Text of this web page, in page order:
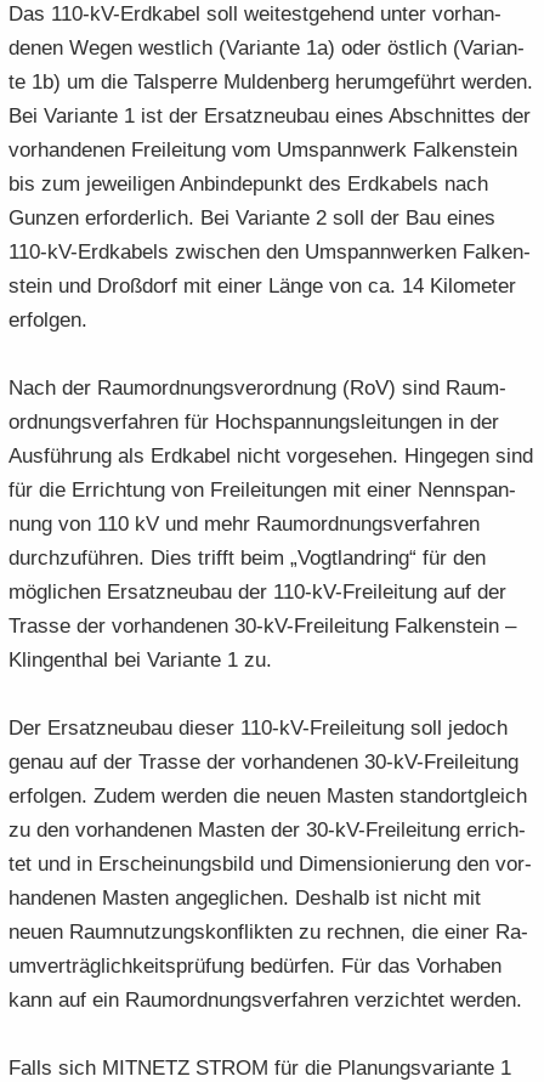
Das 110-​kV-Erdkabel soll wei­test­ge­hend unter vorhan­
denen Wegen west­lich (Va­ri­an­te 1a) oder öst­lich (Va­ri­an­
te 1b) um die Tal­sperre Mul­den­berg her­um­ge­führt wer­den.
Bei Va­ri­an­te 1 ist der Ersatzneu­bau eines Ab­schnit­tes der
vor­han­de­nen Frei­lei­tung vom Um­spann­werk Fal­kenstein
bis zum je­wei­li­gen An­bin­de­punkt des Erd­ka­bels nach
Gun­zen erfor­derlich. Bei Va­ri­an­te 2 soll der Bau eines
110-​kV-Erdkabels zwi­schen den Um­spann­wer­ken Fal­ken­
stein und Droß­dorf mit einer Länge von ca. 14 Kilo­meter
er­fol­gen.
Nach der Raum­ord­nungs­ver­ord­nung (RoV) sind Raum­
ord­nungs­ver­fah­ren für Hoch­span­nungs­lei­tun­gen in der
Aus­füh­rung als Erd­ka­bel nicht vor­ge­se­hen. Hin­ge­gen sind
für die Er­rich­tung von Frei­lei­tun­gen mit einer Nenn­span­
nung von 110 kV und mehr Raum­ord­nungs­ver­fah­ren
durch­zu­füh­ren. Dies trifft beim „Vogt­land­ring“ für den
mög­li­chen Er­satz­neu­bau der 110-​kV-Freileitung auf der
Tras­se der vor­han­de­nen 30-​kV-Freileitung Fal­ken­stein –
Klin­gen­thal bei Va­ri­an­te 1 zu.
Der Er­satz­neu­bau die­ser 110-​kV-Freileitung soll je­doch
genau auf der Tras­se der vor­handenen 30-​kV-Freileitung
er­fol­gen. Zudem wer­den die neuen Mas­ten stand­ort­gleich
zu den vor­han­de­nen Mas­ten der 30-​kV-Freileitung er­rich­
tet und in Er­schei­nungs­bild und Di­men­sio­nie­rung den vor­
han­de­nen Mas­ten an­ge­gli­chen. Des­halb ist nicht mit
neuen Raum­nut­zungs­kon­flik­ten zu rech­nen, die einer Ra­
um­ver­träg­lich­keits­prü­fung be­dür­fen. Für das Vor­ha­ben
kann auf ein Raum­ord­nungs­ver­fah­ren ver­zich­tet wer­den.
Falls sich MIT­NETZ STROM für die Pla­nungs­va­ri­an­te 1